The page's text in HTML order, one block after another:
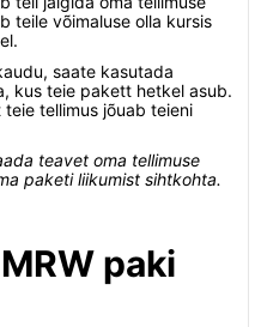
teile võimaluse olla kursis
saate kasutada
kus teie pakett hetkel asub.
tellimus jõuab teieni
teavet oma tellimuse
paketi liikumist sihtkohta.
paki